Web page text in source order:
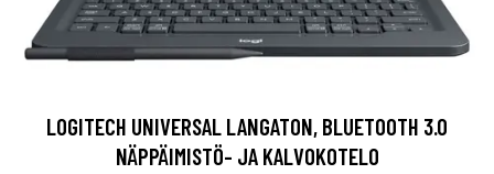
LOGITECH UNIVERSAL LANGATON, BLUETOOTH 3.0
NÄPPÄIMISTÖ- JA KALVOKOTELO